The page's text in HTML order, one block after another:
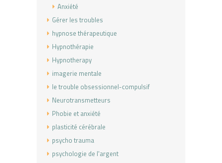
Anxiété
Gérer les troubles
hypnose thérapeutique
Hypnothérapie
Hypnotherapy
imagerie mentale
le trouble obsessionnel-compulsif
Neurotransmetteurs
Phobie et anxiété
plasticité cérébrale
psycho trauma
psychologie de l'argent